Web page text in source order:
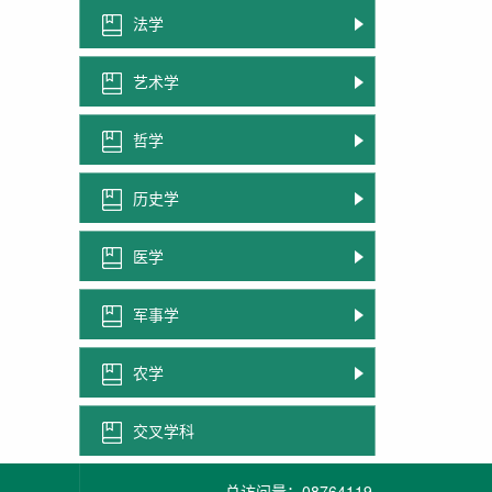
法学
艺术学
哲学
历史学
医学
军事学
农学
交叉学科